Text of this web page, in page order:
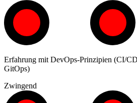
Erfahrung mit DevOps-Prinzipien (CI/
GitOps)
Zwingend